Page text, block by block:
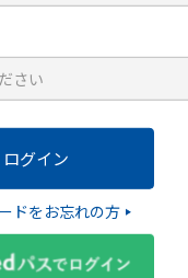
ドをお忘れの方